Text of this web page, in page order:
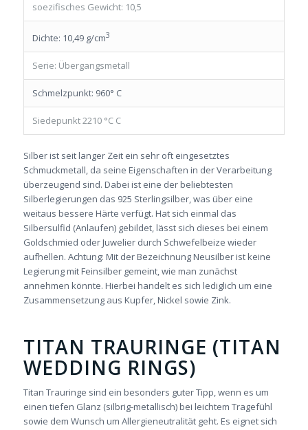
soezifisches Gewicht: 10,5
Dichte: 10,49 g/cm3
Serie: Übergangsmetall
Schmelzpunkt: 960° C
Siedepunkt 2210 °C C
Silber ist seit langer Zeit ein sehr oft eingesetztes
Schmuckmetall, da seine Eigenschaften in der Verarbeitung
überzeugend sind. Dabei ist eine der beliebtesten
Silberlegierungen das 925 Sterlingsilber, was über eine
weitaus bessere Härte verfügt. Hat sich einmal das
Silbersulfid (Anlaufen) gebildet, lässt sich dieses bei einem
Goldschmied oder Juwelier durch Schwefelbeize wieder
aufhellen. Achtung: Mit der Bezeichnung Neusilber ist keine
Legierung mit Feinsilber gemeint, wie man zunächst
annehmen könnte. Hierbei handelt es sich lediglich um eine
Zusammensetzung aus Kupfer, Nickel sowie Zink.
TITAN TRAURINGE (TITAN
WEDDING RINGS)
Titan Trauringe sind ein besonders guter Tipp, wenn es um
einen tiefen Glanz (silbrig-metallisch) bei leichtem Tragefühl
sowie dem Wunsch um Allergieneutralität geht. Es eignet sich